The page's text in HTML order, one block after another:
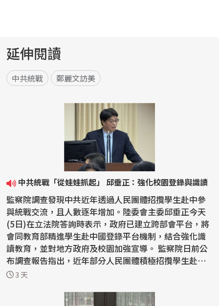
延伸閱讀
中共統戰 鄭麗文訪美
中共統戰「從娃娃抓起」 邱垂正：強化校園登錄與識讀
監察院調查發現中共近年透過人民團體招攬學生赴中參
與統戰交流，且人數逐年增加。陸委會主委邱垂正今天
(5日)在立法院答詢時表示，政府已建立跨部會平台，將
會同教育部精進學生赴中國登錄平台機制，結合強化識
讀教育，並對地方政府及校園加強宣導。 監察院日前公
布調查報告指出，近年部分人民團體積極招攬學生赴中
國參...
3 天